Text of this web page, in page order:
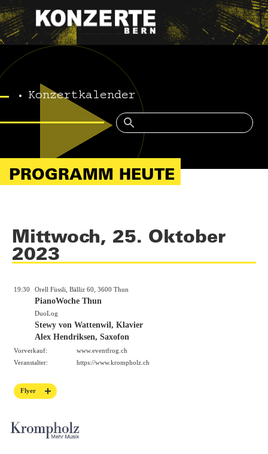
Konzertkalender
PROGRAMM HEUTE
Mittwoch, 25. Oktober
2023
19:30 Orell Füssli, Bälliz 60, 3600 Thun
PianoWoche Thun
DuoLog
Stewy von Wattenwil, Klavier
Alex Hendriksen, Saxofon
Vorverkauf:
www.eventfrog.ch
Veranstalter:
https://www.krompholz.ch
Flyer